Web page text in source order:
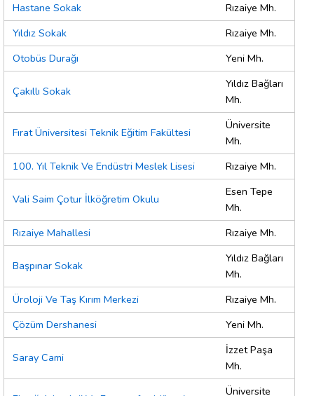
Hastane Sokak
Rızaiye Mh.
Yıldız Sokak
Rızaiye Mh.
Otobüs Durağı
Yeni Mh.
Çakıllı Sokak
Yıldız Bağları
Mh.
Fırat Üniversitesi Teknik Eğitim Fakültesi
Üniversite
Mh.
100. Yıl Teknik Ve Endüstri Meslek Lisesi
Rızaiye Mh.
Vali Saim Çotur İlköğretim Okulu
Esen Tepe
Mh.
Rızaiye Mahallesi
Rızaiye Mh.
Başpınar Sokak
Yıldız Bağları
Mh.
Üroloji Ve Taş Kırım Merkezi
Rızaiye Mh.
Çözüm Dershanesi
Yeni Mh.
Saray Cami
İzzet Paşa
Mh.
Üniversite